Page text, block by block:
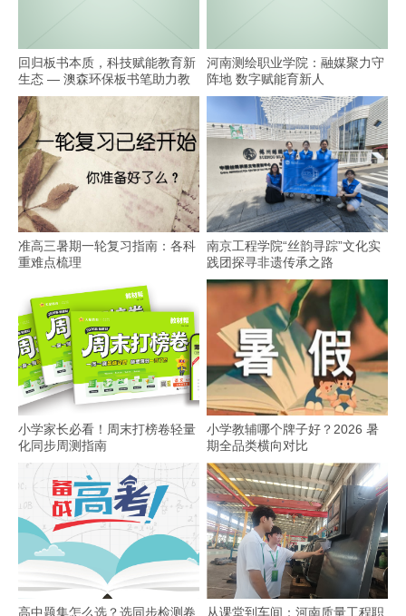
回归板书本质，科技赋能教育新
生态 — 澳森环保板书笔助力教
学
河南测绘职业学院：融媒聚力守
阵地 数字赋能育新人
准高三暑期一轮复习指南：各科
重难点梳理
南京工程学院“丝韵寻踪”文化实
践团探寻非遗传承之路
小学家长必看！周末打榜卷轻量
化同步周测指南
小学教辅哪个牌子好？2026 暑
期全品类横向对比
高中题集怎么选？选同步检测卷
从课堂到车间：河南质量工程职